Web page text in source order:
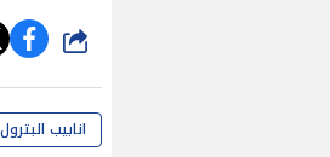
شارك
انابيب البترول